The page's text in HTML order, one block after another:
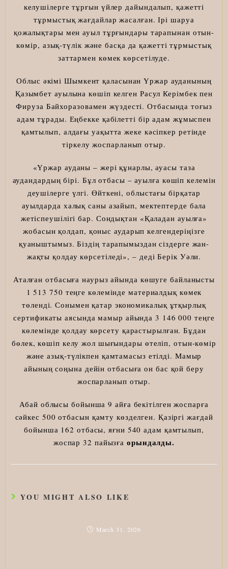
келушілерге тұрғын үйлер дайындалып, қажетті
тұрмыстық жағдайлар жасалған. Ірі шаруа
қожалықтары мен ауыл тұрғындары тарапынан отын-
көмір, азық-түлік және басқа да қажетті тұрмыстық
заттармен көмек көрсетілуде.
Облыс әкімі Шымкент қаласынан Үржар ауданының
Қазымбет ауылына көшіп келген Расул Керімбек пен
Фируза Байхоразовамен жүздесті. Отбасында тоғыз
адам тұрады. Еңбекке қабілетті бір адам жұмыспен
қамтылып, алдағы уақытта жеке кәсіпкер ретінде
тіркелу жоспарланып отыр.
«Үржар ауданы – жері құнарлы, ауасы таза
аудандардың бірі. Бұл отбасы – ауылға көшіп келемін
деушілерге үлгі. Өйткені, облыстағы бірқатар
ауылдарда халық саны азайып, мектептерде бала
жетіспеушілігі бар. Сондықтан «Қаладан ауылға»
жобасын қолдап, қоныс аударып келгендеріңізге
қуаныштымыз. Біздің тарапымыздан сіздерге жан-
жақты қолдау көрсетіледі», – деді Берік Уәли.
Аталған отбасыға наурыз айында көшуге байланысты
1 513 750 теңге көлемінде материалдық көмек
төленді. Сонымен қатар экономикалық ұтқырлық
сертификаты аясында мамыр айында 3 146 000 теңге
көлемінде қолдау көрсету қарастырылған. Бұдан
бөлек, көшіп келу жол шығындары өтеліп, отын-көмір
және азық-түлікпен қамтамасыз етілді. Мамыр
айының соңына дейін отбасыға он бас қой беру
жоспарланып отыр.
Абай облысы бойынша 9 айға бекітілген жоспарға
сәйкес 500 отбасын қамту көзделген. Қазіргі жағдай
бойынша 162 отбасы, яғни 540 адам қамтылып,
жоспар 32 пайызғаорындалды.
YOU MIGHT ALSO LIKE
March 31, 2026